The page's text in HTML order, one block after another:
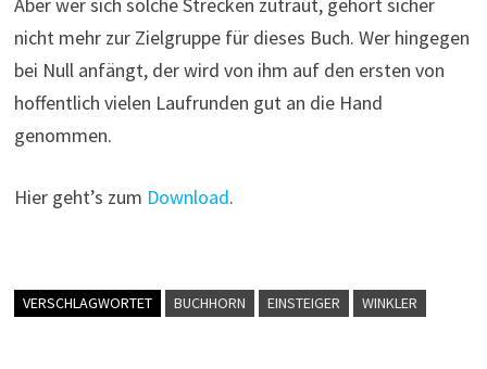
nicht mehr zur Zielgruppe für dieses Buch. Wer hingegen
bei Null anfängt, der wird von ihm auf den ersten von
hoffentlich vielen Laufrunden gut an die Hand
genommen.
Hier geht’s zum Download.
VERSCHLAGWORTET BUCHHORN EINSTEIGER WINKLER